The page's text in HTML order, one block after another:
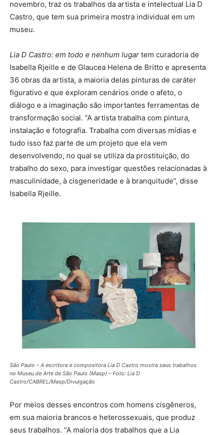
novembro, traz os trabalhos da artista e intelectual Lia D
Castro, que tem sua primeira mostra individual em um
museu.
Lia D Castro: em todo e nenhum lugar tem curadoria de
Isabella Rjeille e de Glaucea Helena de Britto e apresenta
36 obras da artista, a maioria delas pinturas de caráter
figurativo e que exploram cenários onde o afeto, o
diálogo e a imaginação são importantes ferramentas de
transformação social. “A artista trabalha com pintura,
instalação e fotografia. Trabalha com diversas mídias e
tudo isso faz parte de um projeto que ela vem
desenvolvendo, no qual se utiliza da prostituição, do
trabalho do sexo, para investigar questões relacionadas à
masculinidade, à cisgeneridade e à branquitude”, disse
Isabella Rjeille.
São Paulo – A escritora e compositora Lia D Castro mostra seus trabalhos
no Museu de Arte de São Paulo (Masp) – Foto: Lia D
Castro/CABREL/Masp/Divulgação
Por meios desses encontros com homens cisgêneros,
em sua maioria brancos e heterossexuais, que produz
seus trabalhos. “A maioria dos trabalhos que a Lia